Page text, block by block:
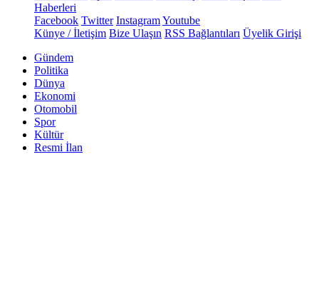
Haberleri
Facebook Twitter InstagramYoutube
Künye / İletişim Bize Ulaşın RSS Bağlantıları Üyelik Girişi
Gündem
Politika
Dünya
Ekonomi
Otomobil
Spor
Kültür
Resmi İlan